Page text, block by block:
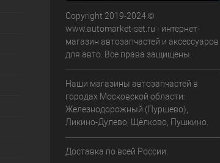
Copyright 2019-2024 ©
www.automarket-set.ru - интернет-
магазин автозапчастей и аксессуаров
для авто. Все права защищены.
Наши магазины автозапчастей в
городах Московской области:
Железнодорожный (Пуршево),
Ликино-Дулево, Щёлково, Пушкино.
Доставка по всей России.